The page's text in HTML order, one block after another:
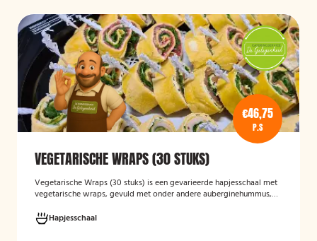
€46,75
P.S
VEGETARISCHE WRAPS (30 STUKS)
Vegetarische Wraps (30 stuks) is een gevarieerde hapjesschaal met
vegetarische wraps, gevuld met onder andere auberginehummus,
smaakvolle en kleurrijke keuze voor borrels, feesten of zakelijke
bijeenkomsten, geschikt voor gasten die vegetarisch eten.
Hapjesschaal